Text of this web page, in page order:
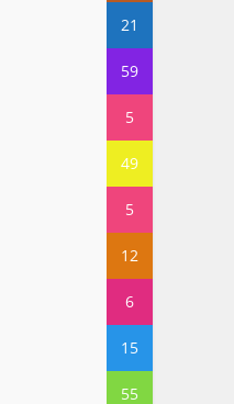
21
59
5
49
5
12
6
15
55